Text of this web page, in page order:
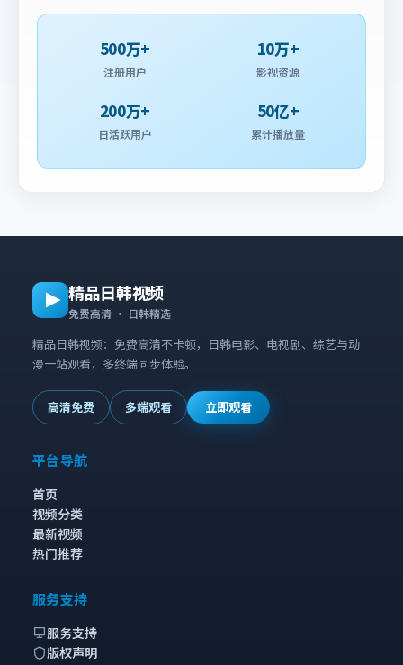
500万+
注册用户
10万+
影视资源
200万+
日活跃用户
50亿+
累计播放量
精品日韩视频
免费高清 · 日韩精选
精品日韩视频：免费高清不卡顿，日韩电影、电视剧、综艺与动
漫一站观看，多终端同步体验。
高清免费 多端观看 立即观看
平台导航
首页
视频分类
最新视频
热门推荐
服务支持
服务支持
版权声明